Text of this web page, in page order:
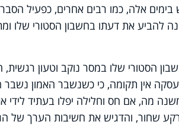
אלה, כמו רבים אחרים, כפעיל
להביע את דעתו בחשבון הסטורי שלו
הסטורי שלו במסר נוקב וטעון
אין תקומה, כי כשנשבר האמון נשבר
מה, אם חס וחלילה יפלו בעתיד לידי
שחור, והדגיש את חשיבות הערך של